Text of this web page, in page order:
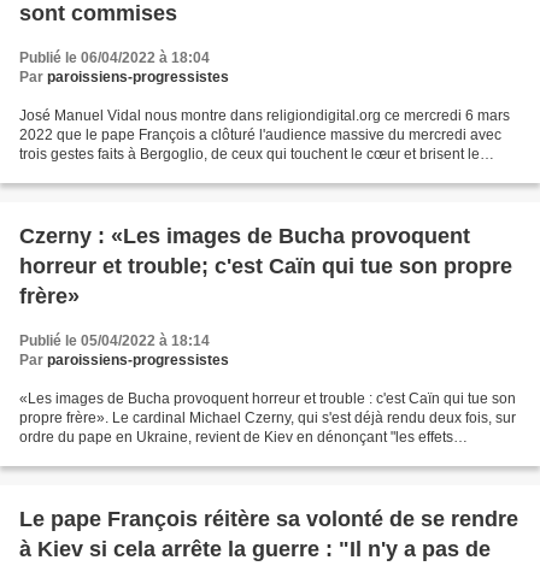
sont commises
Publié le 06/04/2022 à 18:04
Par paroissiens-progressistes
José Manuel Vidal nous montre dans religiondigital.org ce mercredi 6 mars
2022 que le pape François a clôturé l'audience massive du mercredi avec
trois gestes faits à Bergoglio, de ceux qui touchent le cœur et brisent le
Czerny : «Les images de Bucha provoquent
horreur et trouble; c'est Caïn qui tue son propre
frère»
Publié le 05/04/2022 à 18:14
Par paroissiens-progressistes
«Les images de Bucha provoquent horreur et trouble : c'est Caïn qui tue son
propre frère». Le cardinal Michael Czerny, qui s'est déjà rendu deux fois, sur
ordre du pape en Ukraine, revient de Kiev en dénonçant "les effets
Le pape François réitère sa volonté de se rendre
à Kiev si cela arrête la guerre : "Il n'y a pas de